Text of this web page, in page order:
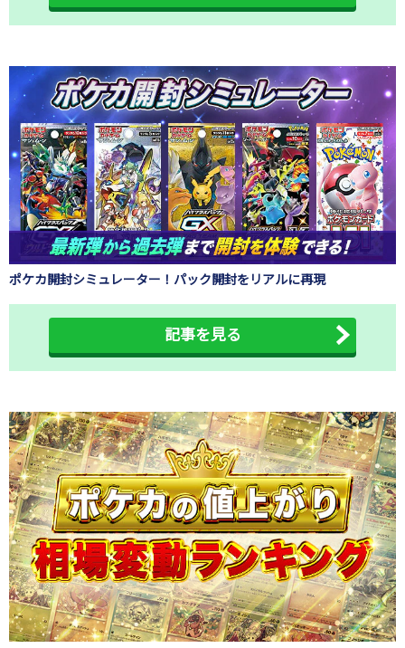
ポケカ開封シミュレーター！パック開封をリアルに再現
記事を見る